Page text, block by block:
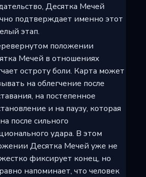
Десятка Мечей
подтверждает именно этот
этап.
положении
Мечей в отношениях
остроту боли. Карта может
на облегчение после
на постепенное
и на паузу, которая
после сильного
удара. В этом
Десятка Мечей уже не
фиксирует конец, но
напоминает, что человек